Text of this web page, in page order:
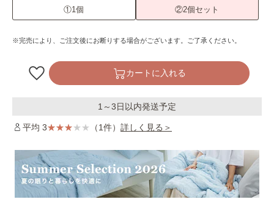
①1個 ②2個セット
※完売により、ご注文後にお断りする場合がございます。ご了承ください。
カートに入れる
1～3日以内発送予定
平均 3 （1件） 詳しく見る＞